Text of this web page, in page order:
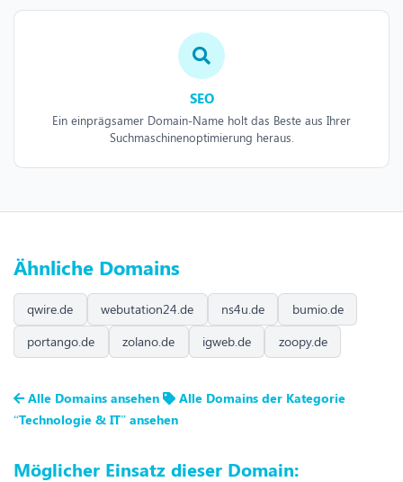
SEO
Ein einprägsamer Domain-Name holt das Beste aus Ihrer
Suchmaschinenoptimierung heraus.
Ähnliche Domains
qwire.de webutation24.de ns4u.de
bumio.de
portango.de
zolano.de igweb.de zoopy.de
Alle Domains ansehen
Alle Domains der Kategorie
“Technologie & IT” ansehen
Möglicher Einsatz dieser Domain: